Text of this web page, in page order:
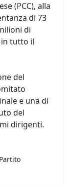
(PCC), alla
di 73
di
in tutto il
del
e una di
del
dirigenti.